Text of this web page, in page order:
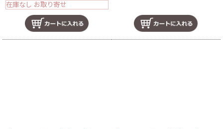
在庫なし お取り寄せ